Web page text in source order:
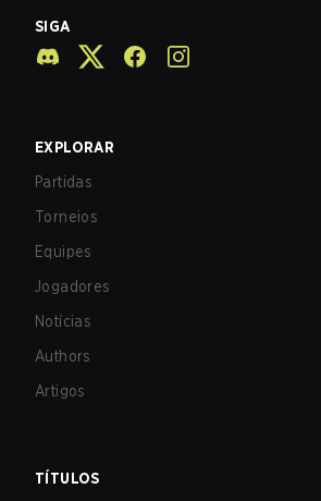
SIGA
EXPLORAR
Partidas
Torneios
Equipes
Jogadores
Notícias
Authors
Artigos
TÍTULOS